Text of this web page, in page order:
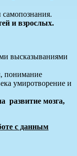
и взрослых.
высказываниями
понимание
умиротворение и
развитие мозга,
с данным